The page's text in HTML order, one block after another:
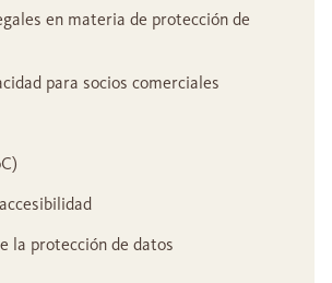
en materia de protección de
para socios comerciales
la protección de datos